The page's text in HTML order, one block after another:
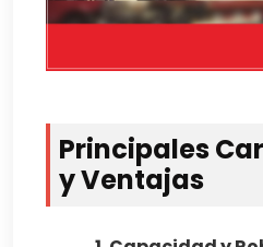
Principales
y Ventajas